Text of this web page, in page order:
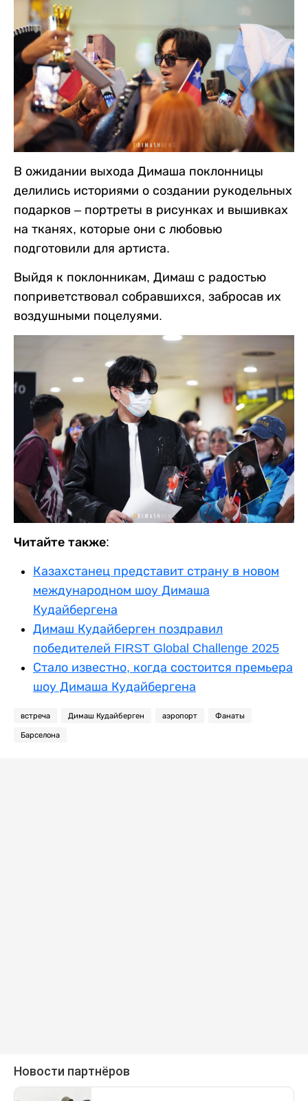
В ожидании выхода Димаша поклонницы
делились историями о создании рукодельных
подарков – портреты в рисунках и вышивках
на тканях, которые они с любовью
подготовили для артиста.
Выйдя к поклонникам, Димаш с радостью
поприветствовал собравшихся, забросав их
воздушными поцелуями.
Читайте также:
Казахстанец представит страну в новом
международном шоу Димаша
Кудайбергена
Димаш Кудайберген поздравил
победителей FIRST Global Challenge 2025
Стало известно, когда состоится премьера
шоу Димаша Кудайбергена
встреча Димаш Кудайберген аэропорт Фанаты
Барселона